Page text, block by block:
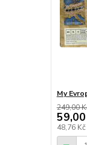
My
249,00
59,00
48,76 Kč